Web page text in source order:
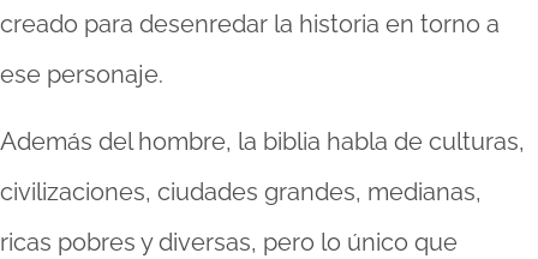
creado para desenredar la historia en torno a
ese personaje.
Además del hombre, la biblia habla de culturas,
civilizaciones, ciudades grandes, medianas,
ricas pobres y diversas, pero lo único que